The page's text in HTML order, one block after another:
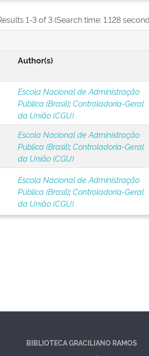
1-3 of 3 (Search time: 1.128
Author(s)
Escola Nacional de Administração
Pública (Brasil);Controladoria-Geral
da União (CGU)
Escola Nacional de Administração
Pública (Brasil);Controladoria-Geral
da União (CGU)
Escola Nacional de Administração
Pública (Brasil);Controladoria-Geral
da União (CGU)
BIBLIOTECA GRACILIANO RAMOS